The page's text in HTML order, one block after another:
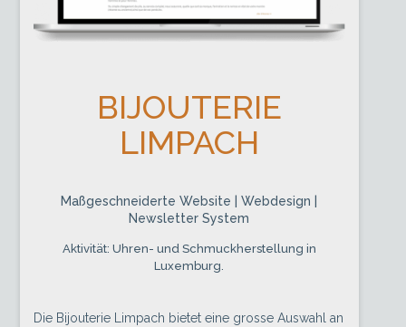
BIJOUTERIE
LIMPACH
Maßgeschneiderte Website | Webdesign |
Newsletter System
Aktivität: Uhren- und Schmuckherstellung in
Luxemburg.
Die Bijouterie Limpach bietet eine grosse Auswahl an